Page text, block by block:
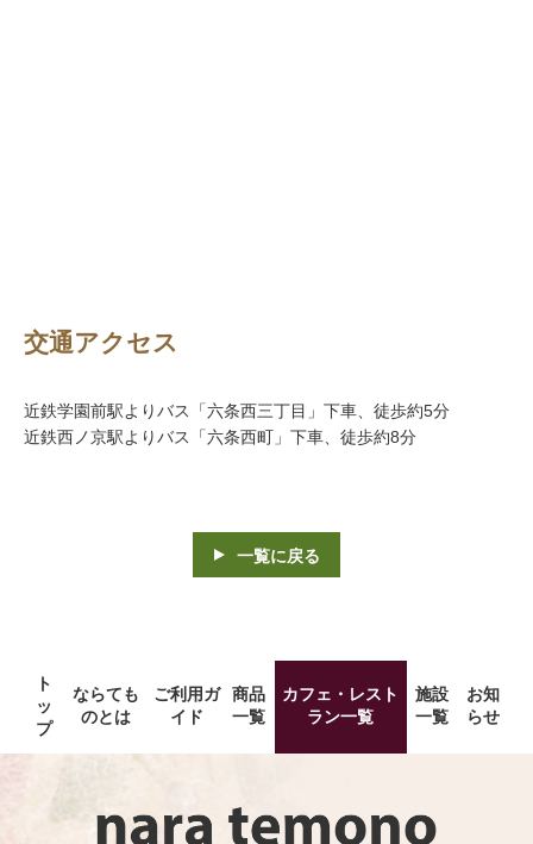
交通アクセス
近鉄学園前駅よりバス「六条西三丁目」下車、徒歩約5分
近鉄西ノ京駅よりバス「六条西町」下車、徒歩約8分
一覧に戻る
ト
ッ
プ
ならても
のとは
ご利用ガ
イド
商品
一覧
カフェ・レスト
ラン一覧
施設
一覧
お知
らせ